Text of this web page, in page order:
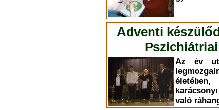
Adventi
Az év
való